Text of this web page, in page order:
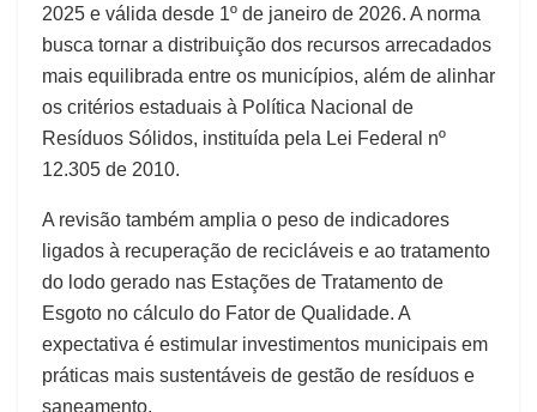
2025 e válida desde 1º de janeiro de 2026. A norma
busca tornar a distribuição dos recursos arrecadados
mais equilibrada entre os municípios, além de alinhar
os critérios estaduais à Política Nacional de
Resíduos Sólidos, instituída pela Lei Federal nº
12.305 de 2010.
A revisão também amplia o peso de indicadores
ligados à recuperação de recicláveis e ao tratamento
do lodo gerado nas Estações de Tratamento de
Esgoto no cálculo do Fator de Qualidade. A
expectativa é estimular investimentos municipais em
práticas mais sustentáveis de gestão de resíduos e
saneamento.